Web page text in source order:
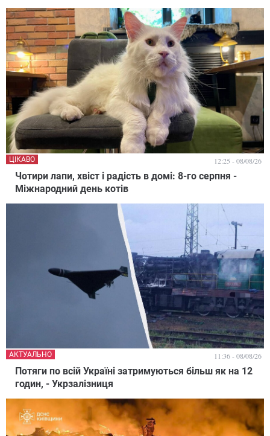
Чотири лапи, хвіст і радість в домі: 8-го серпня -
Міжнародний день котів
ЦІКАВО 12:25 - 08/08/26
Потяги по всій Україні затримуються більш як на 12
годин, - Укрзалізниця
АКТУАЛЬНО 11:36 - 08/08/26